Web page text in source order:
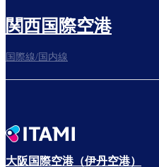
さぁ、出発！
関西国際空港
国際線/国内線
大阪国際空港（伊丹空港）